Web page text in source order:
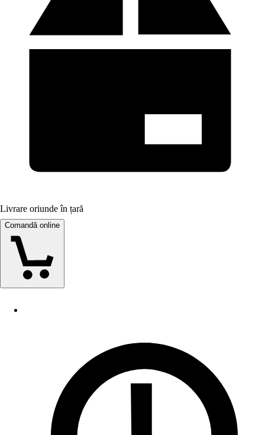
Livrare oriunde în țară
Comandă online